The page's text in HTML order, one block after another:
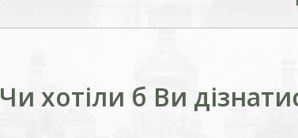
Чи хотіли б Ви